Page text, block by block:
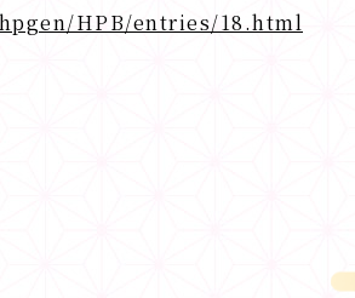
HPB/entries/18.html